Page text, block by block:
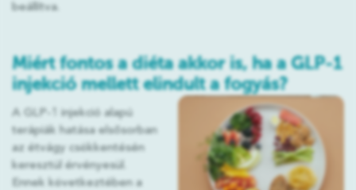
beállítva.
Miért fontos a diéta akkor is, ha a GLP-1
injekció mellett elindult a fogyás?
A GLP-1 injekció alapú
terápiák hatása elsősorban
az étvágy csökkentésén
keresztül érvényesül.
Ennek következtében a